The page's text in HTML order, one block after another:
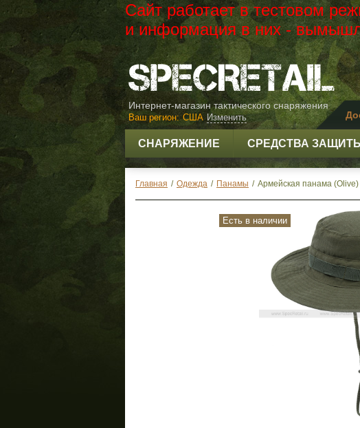
Сайт работает в тестовом
и информация в них -
Интернет-магазин тактического снаряжения
Изменить
Ваш регион: США
СНАРЯЖЕНИЕ СРЕДСТВА ЗАЩИТЫ
Главная / Одежда / Панамы / Армейская панама (Olive)
Есть в наличии